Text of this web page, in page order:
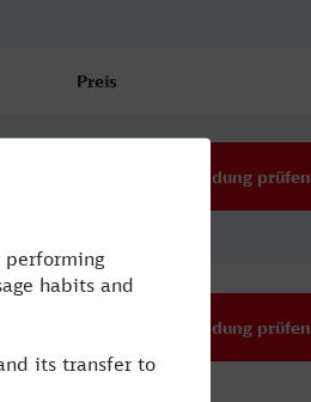
Preis
Verbindung prüfen
Verbindung prüfen